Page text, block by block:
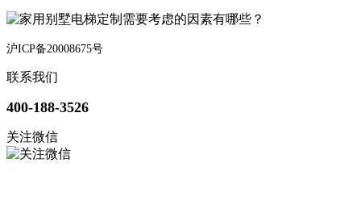
沪ICP备20008675号
联系我们
400-188-3526
关注微信